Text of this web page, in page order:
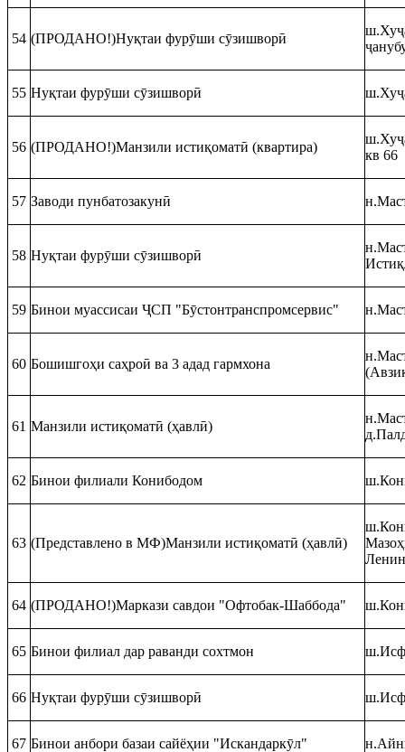
54 (ПРОДАНО!)Нуқтаи фурӯши сӯзишворӣ
55 Нуқтаи фурӯши сӯзишворӣ
56 (ПРОДАНО!)Манзили истиқоматӣ (квартира)
кв 66
57 Заводи пунбатозакунӣ
58 Нуқтаи фурӯши сӯзишворӣ
59 Бинои муассисаи ҶСП "Бӯстонтранспромсервис"
60 Бошишгоҳи саҳроӣ ва 3 адад гармхона
61 Манзили истиқоматӣ (ҳавлӣ)
62 Бинои филиали Конибодом
63 (Представлено в МФ)Манзили истиқоматӣ (ҳавлӣ)
64 (ПРОДАНО!)Маркази савдои "Офтобак-Шаббода"
65 Бинои филиал дар раванди сохтмон
66 Нуқтаи фурӯши сӯзишворӣ
67 Бинои анбори базаи сайёҳии "Искандаркӯл"